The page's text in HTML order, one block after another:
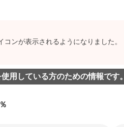
ンが表示されるようになりました。
用している方のための情報です。